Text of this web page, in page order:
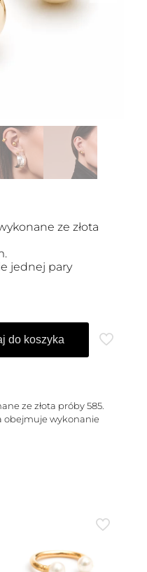
ze złota
jednej pary
do koszyka
ze złota próby 585.
obejmuje wykonanie